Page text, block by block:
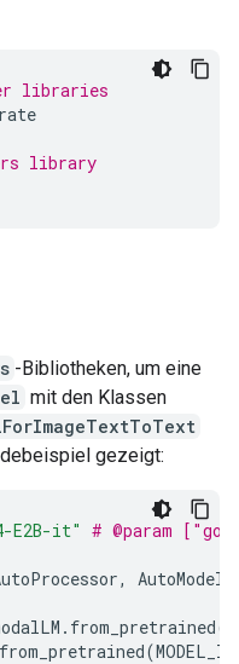
libraries
library
-Bibliotheken, um eine
mit den Klassen
gezeigt:
E2B-it" # @param
,
. from_pretrained(
from_pretrained(MODEL_ID